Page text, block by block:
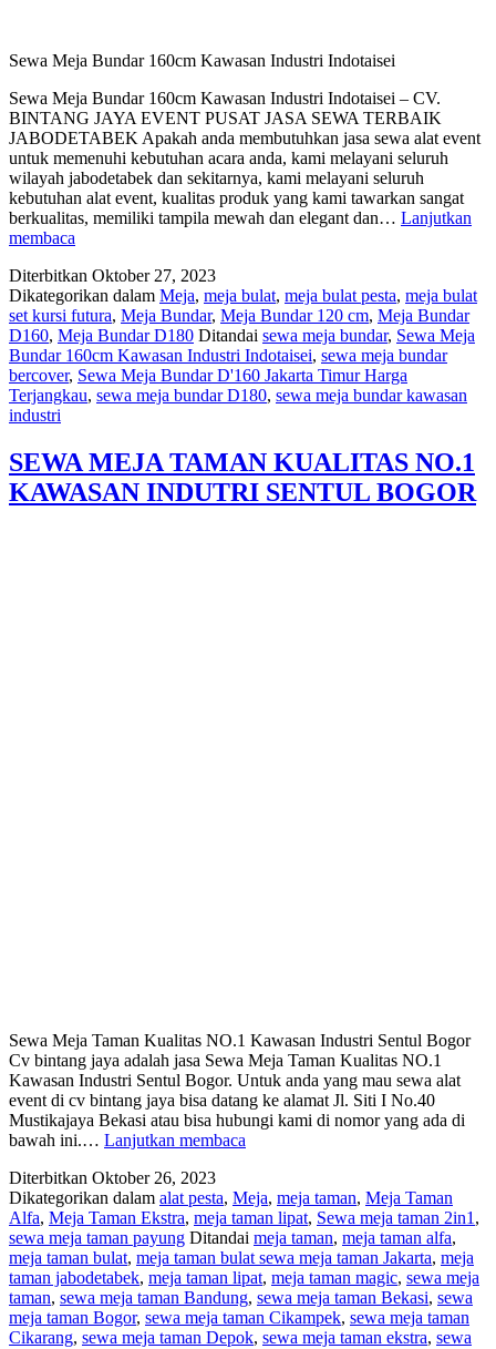
Sewa Meja Bundar 160cm Kawasan Industri Indotaisei
Sewa Meja Bundar 160cm Kawasan Industri Indotaisei – CV.
BINTANG JAYA EVENT PUSAT JASA SEWA TERBAIK
JABODETABEK Apakah anda membutuhkan jasa sewa alat event
untuk memenuhi kebutuhan acara anda, kami melayani seluruh
wilayah jabodetabek dan sekitarnya, kami melayani seluruh
kebutuhan alat event, kualitas produk yang kami tawarkan sangat
berkualitas, memiliki tampila mewah dan elegant dan… Lanjutkan
membaca
Bundar
160cm
Kawasan
Industri
Indotaisei
Diterbitkan Oktober 27, 2023
Dikategorikan dalam Meja, meja bulat, meja bulat pesta, meja bulat
set kursi futura, Meja Bundar, Meja Bundar 120 cm, Meja Bundar
D160, Meja Bundar D180 Ditandai sewa meja bundar, Sewa Meja
Bundar 160cm Kawasan Industri Indotaisei, sewa meja bundar
bercover, Sewa Meja Bundar D'160 Jakarta Timur Harga
Terjangkau, sewa meja bundar D180, sewa meja bundar kawasan
industri
SEWA MEJA TAMAN KUALITAS NO.1
KAWASAN INDUTRI SENTUL BOGOR
Sewa Meja Taman Kualitas NO.1 Kawasan Industri Sentul Bogor
Cv bintang jaya adalah jasa Sewa Meja Taman Kualitas NO.1
Kawasan Industri Sentul Bogor. Untuk anda yang mau sewa alat
event di cv bintang jaya bisa datang ke alamat Jl. Siti I No.40
Mustikajaya Bekasi atau bisa hubungi kami di nomor yang ada di
bawah ini.… Lanjutkan membaca
KUALITAS
NO.1
KAWASAN
INDUTRI
SENTUL
BOGOR
Diterbitkan Oktober 26, 2023
Dikategorikan dalam alat pesta, Meja, meja taman, Meja Taman
Alfa, Meja Taman Ekstra, meja taman lipat, Sewa meja taman 2in1 ,
sewa meja taman payung Ditandai meja taman, meja taman alfa,
meja taman bulat, meja taman bulat sewa meja taman Jakarta, meja
taman jabodetabek, meja taman lipat, meja taman magic, sewa meja
taman, sewa meja taman Bandung, sewa meja taman Bekasi, sewa
meja taman Bogor, sewa meja taman Cikampek, sewa meja taman
Cikarang, sewa meja taman Depok, sewa meja taman ekstra, sewa